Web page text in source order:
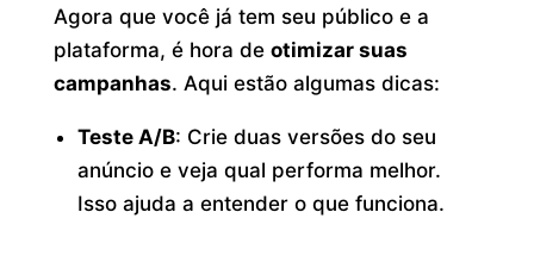
Agora que você já tem seu público e a
plataforma, é hora de otimizar suas
campanhas. Aqui estão algumas dicas:
Teste A/B: Crie duas versões do seu
anúncio e veja qual performa melhor.
Isso ajuda a entender o que funciona.